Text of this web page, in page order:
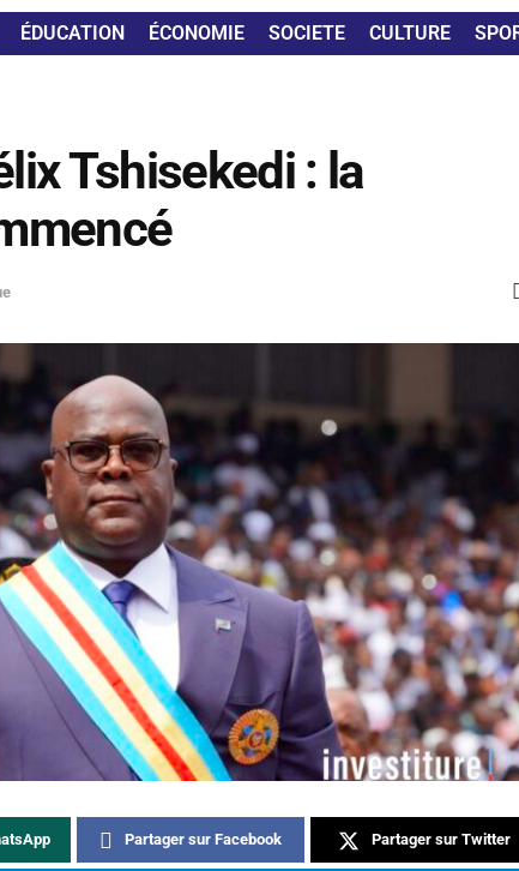
ÉDUCATION ÉCONOMIE SOCIETE CULTURE
Tshisekedi : la
Partager sur Facebook Partager sur Twitter